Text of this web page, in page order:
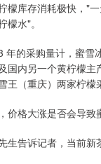
檬库存消耗极快，"
水"。
年的采购量计，蜜
国内另一个黄柠檬
（重庆）两家柠檬
价格大涨是否会导
生告诉记者，当前